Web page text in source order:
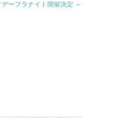
デーフラナイト開催決定 ＞